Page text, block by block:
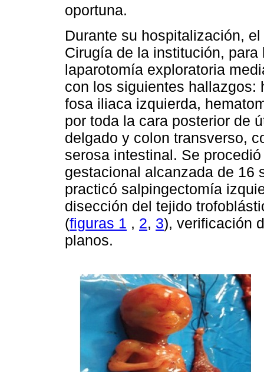
oportuna.
Durante su hospitalización,
Cirugía de la institución,
laparotomía exploratoria
con los siguientes hallazgos:
fosa iliaca izquierda,
por toda la cara posterior de
delgado y colon transverso,
serosa intestinal. Se
gestacional alcanzada de 16
practicó salpingectomía
disección del tejido
(figuras 1 , 2, 3), verificación
planos.